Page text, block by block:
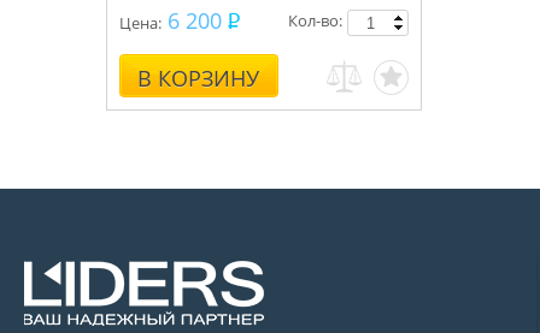
Цена: 6 200
В КОРЗИНУ
Кол-во: